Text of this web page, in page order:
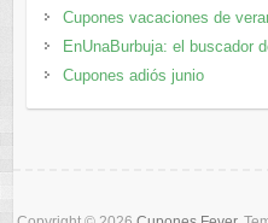
Cupones vacaciones de
EnUnaBurbuja: el buscador
Cupones adiós junio